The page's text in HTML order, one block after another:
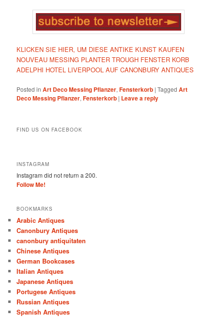
KLICKEN SIE HIER, UM DIESE ANTIKE KUNST KAUFEN
NOUVEAU MESSING PLANTER TROUGH FENSTER KORB
ADELPHI HOTEL LIVERPOOL AUF CANONBURY ANTIQUES
Posted in Art Deco Messing Pflanzer,Fensterkorb |Tagged Art
Deco Messing Pflanzer,Fensterkorb | Leave a reply
FIND US ON FACEBOOK
INSTAGRAM
Instagram did not return a 200.
Follow Me!
BOOKMARKS
Arabic Antiques
Canonbury Antiques
canonbury antiquitaten
Chinese Antiques
German Bookcases
Italian Antiques
Japanese Antiques
Portugese Antiques
Russian Antiques
Spanish Antiques